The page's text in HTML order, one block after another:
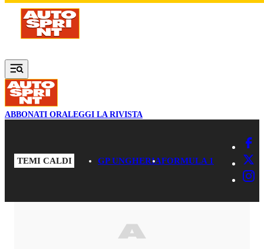
Vai al contenuto principale
ABBONATI ORALEGGI LA RIVISTA
TEMI CALDI GP UNGHERIAFORMULA 1